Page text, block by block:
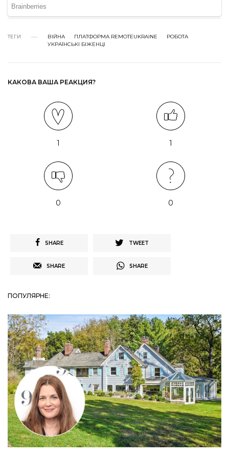
ТЕГИ ВІЙНА ПЛАТФОРМА REMOTEUKRAINE
РОБОТА
УКРАЇНСЬКІ БІЖЕНЦІ
КАКОВА ВАША РЕАКЦИЯ?
1 1
0 0
SHARE TWEET
SHARE SHARE
ПОПУЛЯРНЕ: